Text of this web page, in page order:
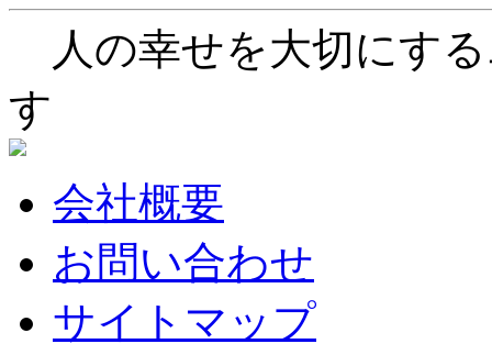
人の幸せを大切にす
す
会社概要
お問い合わせ
サイトマップ